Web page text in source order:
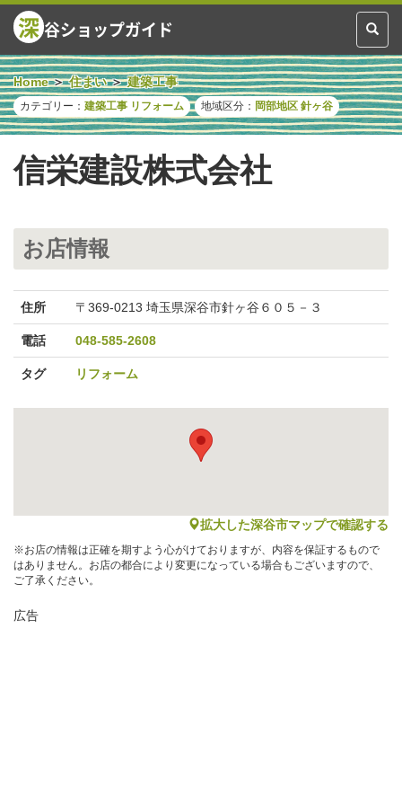
Toggle
深 谷ショップガイド
Home 住まい 建築工事
カテゴリー： 建築工事 リフォーム 地域区分： 岡部地区 針ヶ谷
信栄建設株式会社
お店情報
住所 〒369-0213 埼玉県深谷市針ヶ谷６０５－３
電話 048-585-2608
タグ リフォーム
map
拡大した深谷市マップで確認する
※お店の情報は正確を期すよう心がけておりますが、内容を保証するもので
はありません。お店の都合により変更になっている場合もございますので、
ご了承ください。
広告